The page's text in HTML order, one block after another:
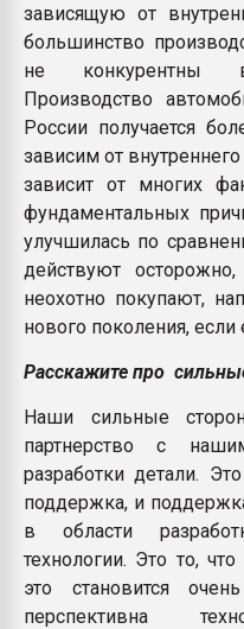
зависящую от
большинство
не конкурентны
Производство
России получается
зависим от
зависит от многих
фундаментальных
улучшилась по
действуют
неохотно покупают,
нового поколения,
Расскажите про
Наши сильные
партнерство с
разработки детали.
поддержка, и
в области
технологии. Это то,
это становится
перспективна